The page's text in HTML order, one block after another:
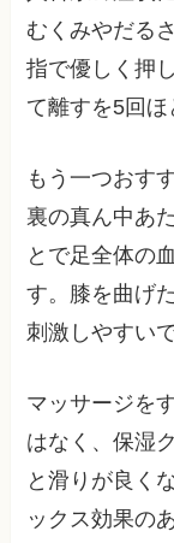
むくみやだる
指で優しく押
て離すを5回ほ
もう一つおす
裏の真ん中あ
とで足全体の
す。膝を曲げ
刺激しやすいで
マッサージを
はなく、保湿
と滑りが良く
ックス効果の